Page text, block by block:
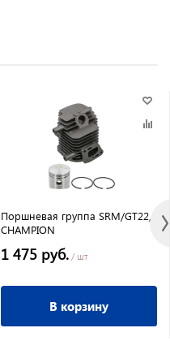
Поршневая группа SRM/GT22,
CHAMPION
1 475 руб. / шт
В корзину